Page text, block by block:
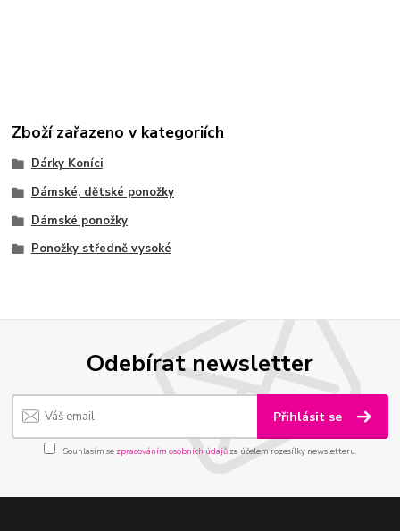
Zboží zařazeno v kategoriích
Dárky Koníci
Dámské, dětské ponožky
Dámské ponožky
Ponožky středně vysoké
Odebírat newsletter
Přihlásit se
Souhlasím se zpracováním osobních údajůza účelem rozesílky newsletteru.